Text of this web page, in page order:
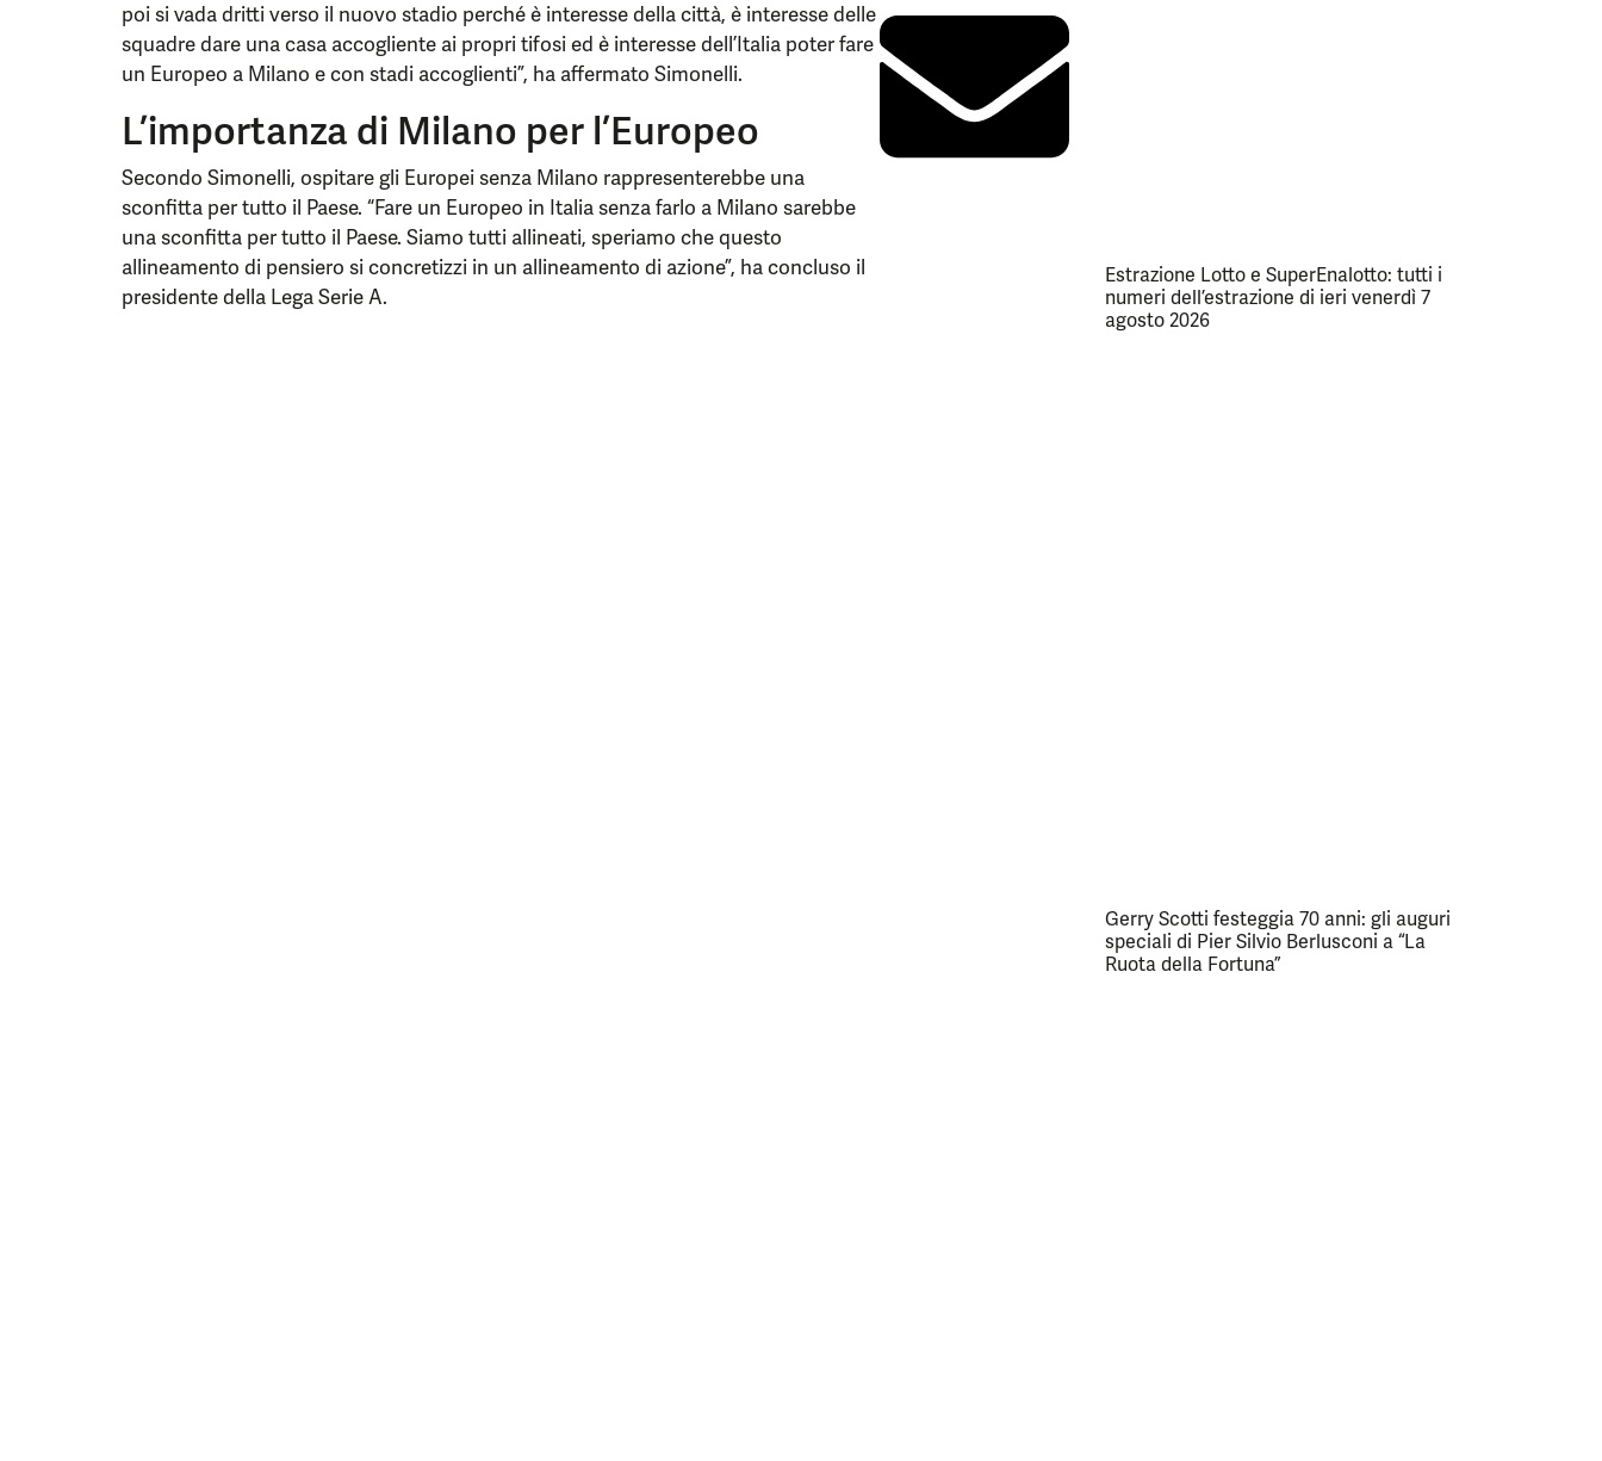
poi si vada dritti verso il nuovo stadio perché è interesse della città, è interesse delle
squadre dare una casa accogliente ai propri tifosi ed è interesse dell’Italia poter fare
un Europeo a Milano e con stadi accoglienti”, ha affermato Simonelli.
L’importanza di Milano per l’Europeo
Secondo Simonelli, ospitare gli Europei senza Milano rappresenterebbe una
sconfitta per tutto il Paese. “Fare un Europeo in Italia senza farlo a Milano sarebbe
una sconfitta per tutto il Paese. Siamo tutti allineati, speriamo che questo
allineamento di pensiero si concretizzi in un allineamento di azione”, ha concluso il
presidente della Lega Serie A.
Estrazione Lotto e SuperEnalotto: tutti i
numeri dell’estrazione di ieri venerdì 7
agosto 2026
Gerry Scotti festeggia 70 anni: gli auguri
speciali di Pier Silvio Berlusconi a “La
Ruota della Fortuna”